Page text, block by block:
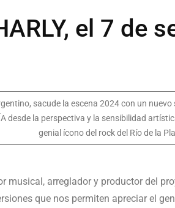
el 7 de
sacude la escena 2024 con un
desde la perspectiva y la sensibilidad
genial ícono del rock del Río de la
musical, arreglador y productor del
que nos permiten apreciar el